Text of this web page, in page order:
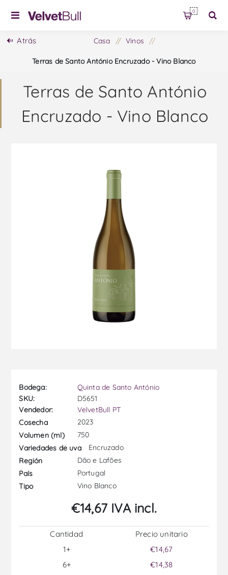
0
Atrás Casa / Vinos /
Terras de Santo António Encruzado - Vino Blanco
Terras de Santo António
Encruzado - Vino Blanco
Bodega:
Quinta de Santo António
SKU:
D5651
Vendedor:
VelvetBull PT
Cosecha
2023
Volumen (ml)
750
Variedades de uva
Encruzado
Región
Dão e Lafões
País
Portugal
Tipo
Vino Blanco
€14,67 IVA incl.
Cantidad
1+
6+
Precio unitario
€14,67
€14,38